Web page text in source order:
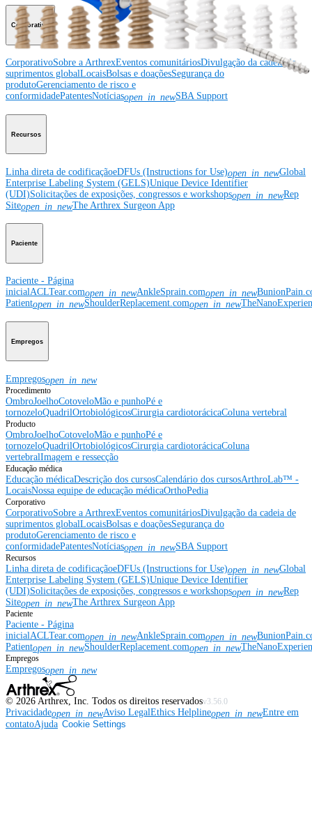
Corporativo
CorporativoSobre a ArthrexEventos comunitáriosDivulgação da cadeia de
suprimentos globalLocaisBolsas e doaçõesSegurança do
produtoGerenciamento de risco e
conformidadePatentesNotíciasopen_in_newSBA Support
Recursos
Linha direta de codificaçãoeDFUs (Instructions for Use)open_in_newGlobal
Enterprise Labeling System (GELS)Unique Device Identifier
(UDI)Solicitações de exposições, congressos e workshopsopen_in_newRep
Siteopen_in_newThe Arthrex Surgeon App
Paciente
Paciente - Página
inicialACLTear.comopen_in_newAnkleSprain.comopen_in_new
Patientopen_in_newShoulderReplacement.comopen_in_new
Empregos
Empregosopen_in_new
Procedimento
OmbroJoelhoCotoveloMão e punhoPé e
tornozeloQuadrilOrtobiológicosCirurgia cardiotorácicaColuna vertebral
Producto
OmbroJoelhoCotoveloMão e punhoPé e
tornozeloQuadrilOrtobiológicosCirurgia cardiotorácicaColuna
vertebralImagem e ressecção
Educação médica
Educação médicaDescrição dos cursosCalendário dos cursosArthroLab™ -
LocaisNossa equipe de educação médicaOrthoPedia
Corporativo
CorporativoSobre a ArthrexEventos comunitáriosDivulgação da cadeia de
suprimentos globalLocaisBolsas e doaçõesSegurança do
produtoGerenciamento de risco e
conformidadePatentesNotíciasopen_in_newSBA Support
Recursos
Linha direta de codificaçãoeDFUs (Instructions for Use)open_in_newGlobal
Enterprise Labeling System (GELS)Unique Device Identifier
(UDI)Solicitações de exposições, congressos e workshopsopen_in_newRep
Siteopen_in_newThe Arthrex Surgeon App
Paciente
Paciente - Página
inicial ACLTear.comopen_in_newAnkleSprain.comopen_in_new
Patientopen_in_newShoulderReplacement.comopen_in_new
Empregos
Empregosopen_in_new
© 2026 Arthrex, Inc. Todos os direitos reservadosv3.56.0
Privacidadeopen_in_newAviso LegalEthics Helplineopen_in_newEntre em
contatoAjuda Cookie Settings